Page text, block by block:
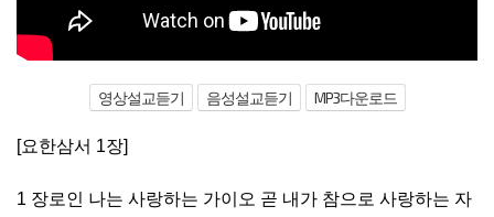
영상설교듣기 음성설교듣기 MP3다운로드
[요한삼서 1장]
1 장로인 나는 사랑하는 가이오 곧 내가 참으로 사랑하는 자